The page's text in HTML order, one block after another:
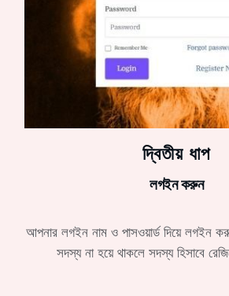
দ্বিতীয় ধাপ
লগইন করুন
আপনার লগইন নাম ও পাসওয়ার্ড দিয়ে লগইন
সদস্য না হয়ে থাকলে সদস্য হিসাবে